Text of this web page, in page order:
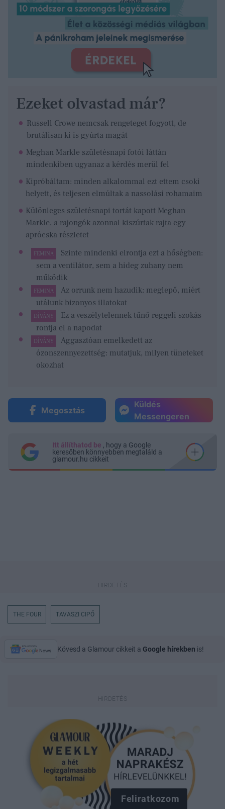
Ezeket olvastad már?
Russell Crowe nemcsak rengeteget fogyott, de
brutálisan ki is gyúrta magát
Meghan Markle születésnapi fotói láttán
mindenkiben ugyanaz a kérdés merül fel
Kipróbáltam: minden alkalommal ezt ettem csoki
helyett, és teljesen elmúltak a nassolási rohamaim
Különleges születésnapi tortát kapott Meghan
Markle, a rajongók azonnal kiszúrtak rajta egy
aprócska részletet
FEMINA
Szinte mindenki elrontja ezt a hőségben:
sem a ventilátor, sem a hideg zuhany nem
működik
FEMINA
Az orrunk nem hazudik: meglepő, miért
utálunk bizonyos illatokat
DÍVÁNY
Ez a veszélytelennek tűnő reggeli szokás
rontja el a napodat
DÍVÁNY
Aggasztóan emelkedett az
ózonszennyezettség: mutatjuk, milyen tüneteket
okozhat
Megosztás
Küldés
Messengeren
Itt állíthatod be , hogy a Google
keresőben könnyebben megtaláld a
glamour.hu cikkeit
THE FOUR TAVASZI CIPŐ
Kövesd a Glamour cikkeit a Google hírekben is!
Feliratkozom